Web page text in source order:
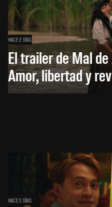
HACE 2 DÍAS
El trailer de Mal
Amor, libertad y
HACE 2 DÍAS